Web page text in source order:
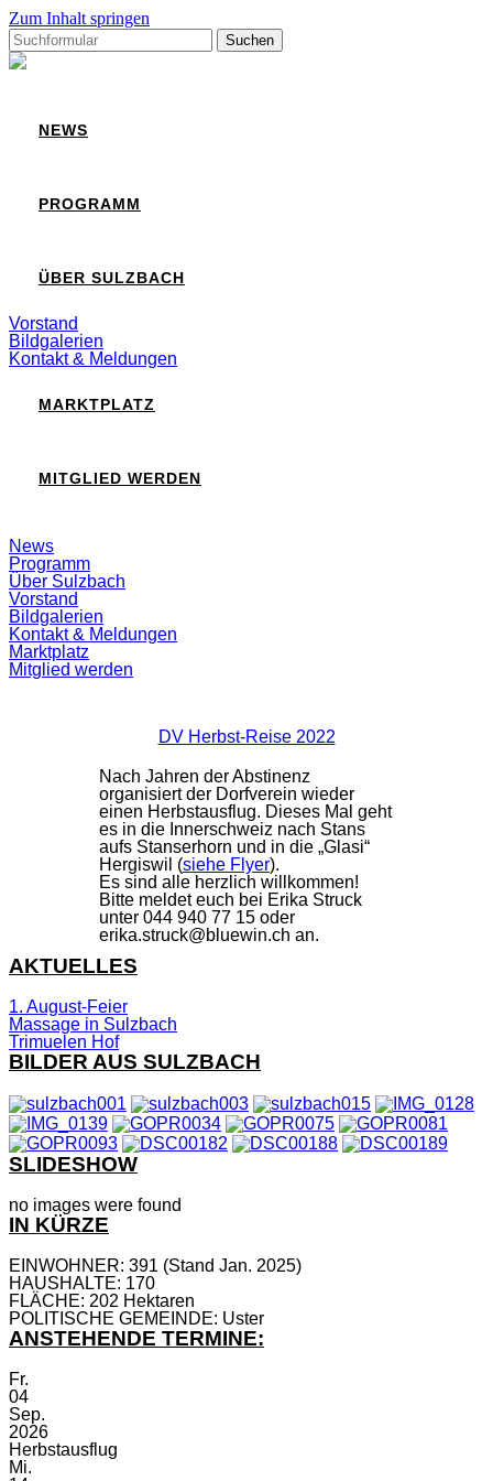
Zum Inhalt springen
Suchen
nach:
Sulzbach
NEWS
PROGRAMM
ÜBER SULZBACH
Vorstand
Bildgalerien
Kontakt & Meldungen
MARKTPLATZ
MITGLIED WERDEN
Suchfeld
ein-/ausblenden
News
Programm
Über Sulzbach
Vorstand
Bildgalerien
Kontakt & Meldungen
Marktplatz
Mitglied werden
DV Herbst-Reise 2022
Nach Jahren der Abstinenz
organisiert der Dorfverein wieder
einen Herbstausflug. Dieses Mal geht
es in die Innerschweiz nach Stans
aufs Stanserhorn und in die „Glasi“
Hergiswil (siehe Flyer).
Es sind alle herzlich willkommen!
Bitte meldet euch bei Erika Struck
unter 044 940 77 15 oder
erika.struck@bluewin.ch an.
AKTUELLES
1. August-Feier
Massage in Sulzbach
Trimuelen Hof
BILDER AUS SULZBACH
SLIDESHOW
no images were found
IN KÜRZE
EINWOHNER: 391 (Stand Jan. 2025)
HAUSHALTE: 170
FLÄCHE: 202 Hektaren
POLITISCHE GEMEINDE: Uster
ANSTEHENDE TERMINE:
Fr.
04
Sep.
2026
Herbstausflug
Mi.